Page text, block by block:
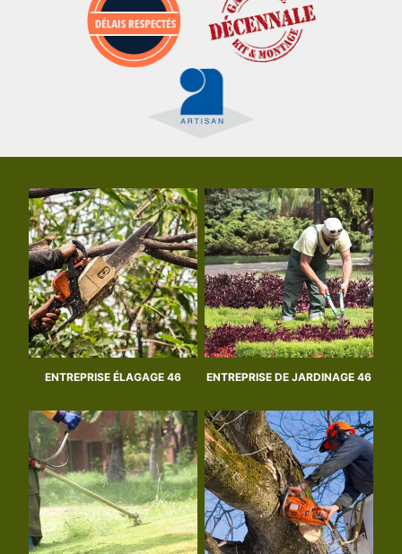
ENTREPRISE ÉLAGAGE 46 ENTREPRISE DE JARDINAGE 46